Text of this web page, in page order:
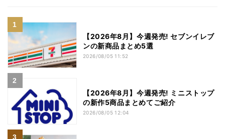
【2026年8月】今週発売! セブンイレブ
ンの新商品まとめ5選
2026/08/05 11:52
【2026年8月】今週発売! ミニストップ
の新作5商品まとめてご紹介
2026/08/05 12:04